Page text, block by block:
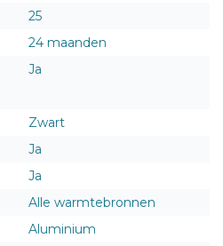
25
24 maanden
Ja
Zwart
Ja
Ja
Alle warmtebronnen
Aluminium